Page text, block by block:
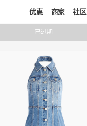
优惠 商家 社区
已过期